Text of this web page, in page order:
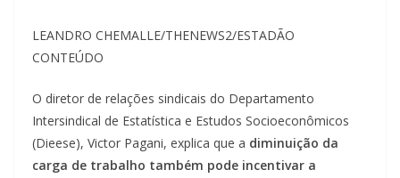
LEANDRO CHEMALLE/THENEWS2/ESTADÃO
CONTEÚDO
O diretor de relações sindicais do Departamento
Intersindical de Estatística e Estudos Socioeconômicos
(Dieese), Victor Pagani, explica que a diminuição da
carga de trabalho também pode incentivar a